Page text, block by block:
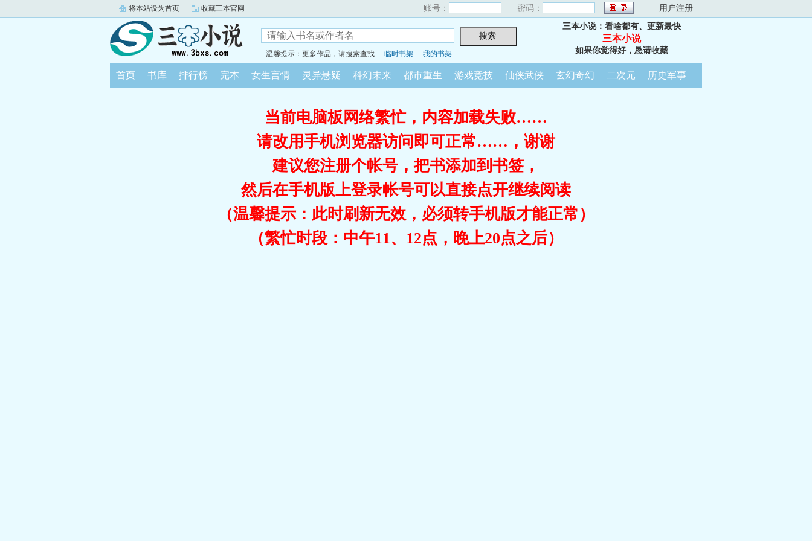
将本站设为首页 收藏三本官网 账号： 密码： 用户注册
温馨提示：更多作品，请搜索查找 临时书架 我的书架
三本小说：看啥都有、更新最快
三本小说
如果你觉得好，恳请收藏
首页 书库 排行榜 完本 女生言情 灵异悬疑 科幻未来 都市重生 游戏竞技 仙侠武侠 玄幻奇幻 二次元 历史军事
当前电脑板网络繁忙，内容加载失败……
请改用手机浏览器访问即可正常……，谢谢
建议您注册个帐号，把书添加到书签，
然后在手机版上登录帐号可以直接点开继续阅读
（温馨提示：此时刷新无效，必须转手机版才能正常）
（繁忙时段：中午11、12点，晚上20点之后）